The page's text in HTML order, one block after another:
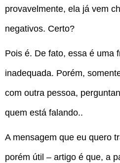
provavelmente, ela já vem
negativos. Certo?
Pois é. De fato, essa é uma
inadequada. Porém,
com outra pessoa,
quem está falando..
A mensagem que eu quero
porém útil – artigo é que, a